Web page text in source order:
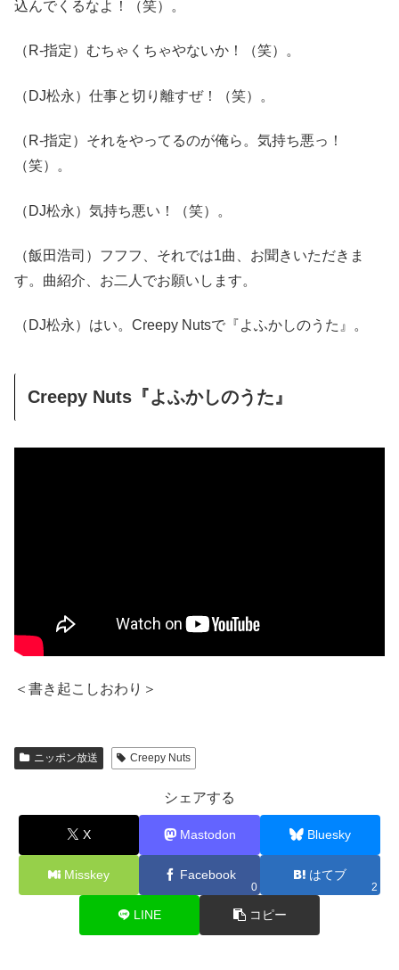
込んでくるなよ！（笑）。
（R-指定）むちゃくちゃやないか！（笑）。
（DJ松永）仕事と切り離すぜ！（笑）。
（R-指定）それをやってるのが俺ら。気持ち悪っ！
（笑）。
（DJ松永）気持ち悪い！（笑）。
（飯田浩司）フフフ、それでは1曲、お聞きいただきま
す。曲紹介、お二人でお願いします。
（DJ松永）はい。Creepy Nutsで『よふかしのうた』。
Creepy Nuts『よふかしのうた』
＜書き起こしおわり＞
ニッポン放送 Creepy Nuts
シェアする
X Mastodon Bluesky
Misskey Facebook
0
はてブ
2
LINE コピー